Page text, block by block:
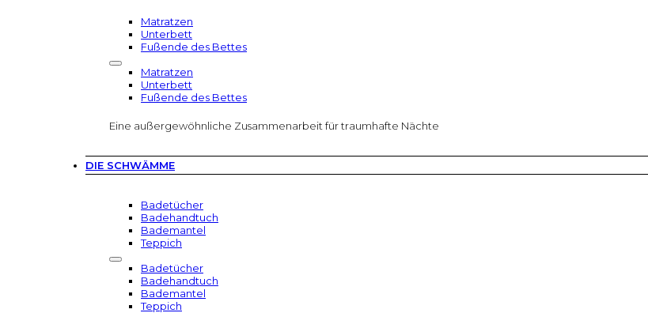
Matratzen
Unterbett
Fußende des Bettes
Matratzen
Unterbett
Fußende des Bettes
Eine außergewöhnliche Zusammenarbeit für traumhafte Nächte
DIE SCHWÄMME
Badetücher
Badehandtuch
Bademantel
Teppich
Badetücher
Badehandtuch
Bademantel
Teppich